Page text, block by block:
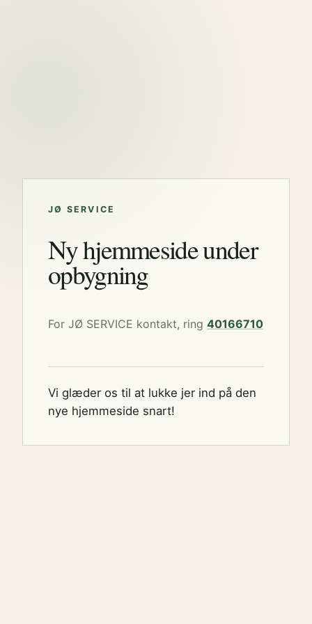
JØ SERVICE
Ny hjemmeside under
opbygning
For JØ SERVICE kontakt, ring 40166710
Vi glæder os til at lukke jer ind på den
nye hjemmeside snart!